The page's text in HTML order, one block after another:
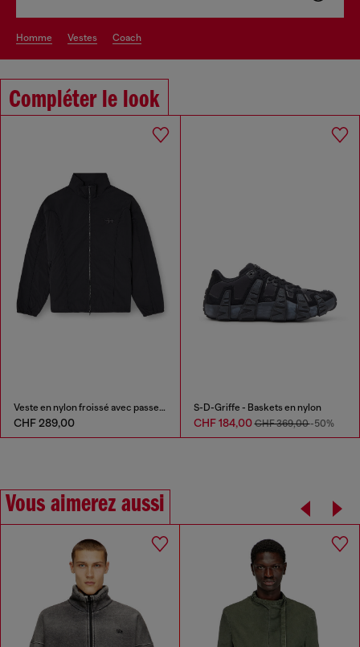
homme vestes coach
Compléter le look
Veste en nylon froissé avec passepoil
CHF 289,00
S-D-Griffe - Baskets en nylon
CHF 184,00CHF 369,00-50%
Vous aimerez aussi